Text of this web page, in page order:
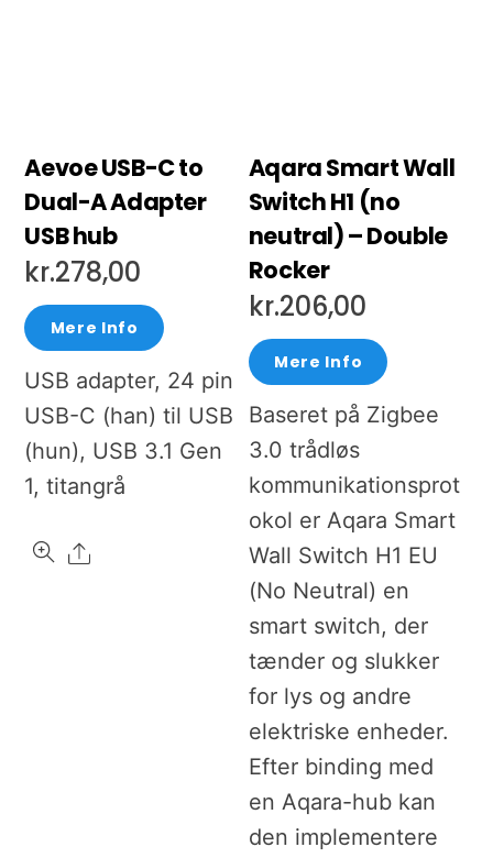
Aevoe USB-C to
Dual-A Adapter
USB hub
kr.278,00
Mere Info
USB adapter, 24 pin
USB-C (han) til USB
(hun), USB 3.1 Gen
1, titangrå
Share
Aqara Smart Wall
Switch H1 (no
neutral) – Double
Rocker
kr.206,00
Mere Info
Baseret på Zigbee
3.0 trådløs
kommunikationsprot
okol er Aqara Smart
Wall Switch H1 EU
(No Neutral) en
smart switch, der
tænder og slukker
for lys og andre
elektriske enheder.
Efter binding med
en Aqara-hub kan
den implementere